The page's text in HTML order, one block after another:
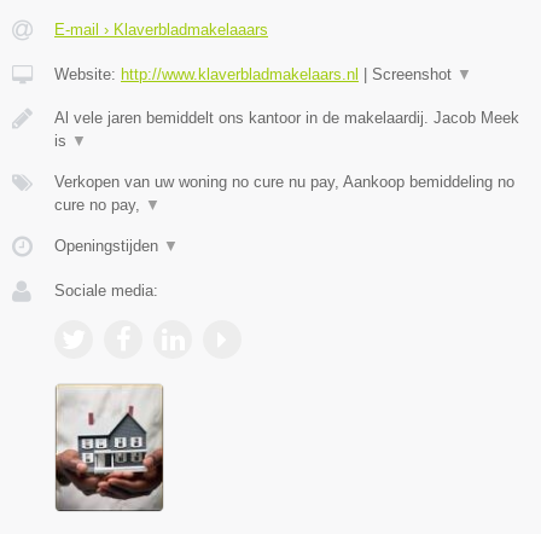
E-mail › Klaverbladmakelaaars
Website: http://www.klaverbladmakelaars.nl Screenshot ▼
Al vele jaren bemiddelt ons kantoor in de makelaardij. Jacob Meek
is ▼
Verkopen van uw woning no cure nu pay, Aankoop bemiddeling no
cure no pay, ▼
Openingstijden ▼
Sociale media: